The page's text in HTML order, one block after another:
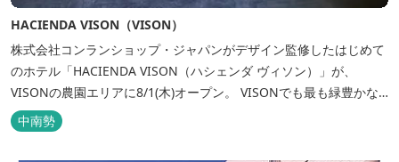
HACIENDA VISON（VISON）
株式会社コンランショップ・ジャパンがデザイン監修したはじめて
のホテル「HACIENDA VISON（ハシェンダ ヴィソン）」が、
VISONの農園エリアに8/1(木)オープン。 VISONでも最も緑豊かな
農園エリアに建つHACIENDA VISON。 ホテル名
の“HACIENDA”は、スペイン語で荘園の主の館を...
中南勢